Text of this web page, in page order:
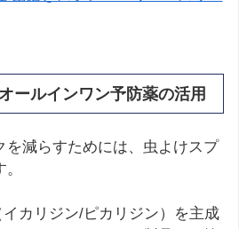
ールインワン予防薬の活用
を減らすためには、虫よけスプ
カリジン/ピカリジン）を主成